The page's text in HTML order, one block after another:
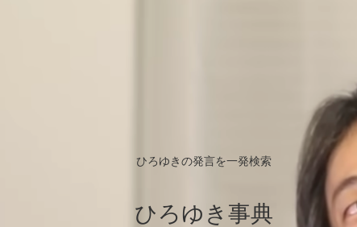
ひろゆきの発言を一発検索
ひろゆき事典